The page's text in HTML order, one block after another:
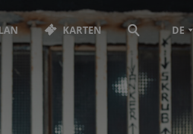
KARTEN DE